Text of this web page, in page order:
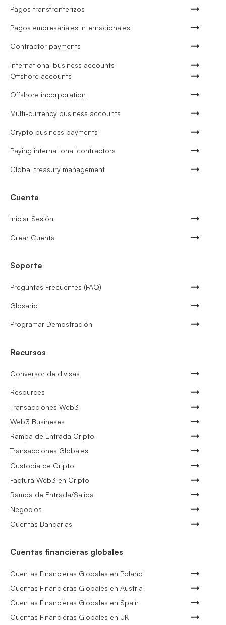
Pagos transfronterizos
Pagos empresariales internacionales
Contractor payments
International business accounts
Offshore accounts
Offshore incorporation
Multi-currency business accounts
Crypto business payments
Paying international contractors
Global treasury management
Cuenta
Iniciar Sesión
Crear Cuenta
Soporte
Preguntas Frecuentes (FAQ)
Glosario
Programar Demostración
Recursos
Conversor de divisas
Resources
Transacciones Web3
Web3 Busineses
Rampa de Entrada Cripto
Transacciones Globales
Custodia de Cripto
Factura Web3 en Cripto
Rampa de Entrada/Salida
Negocios
Cuentas Bancarias
Cuentas financieras globales
Cuentas Financieras Globales en Poland
Cuentas Financieras Globales en Austria
Cuentas Financieras Globales en Spain
Cuentas Financieras Globales en UK